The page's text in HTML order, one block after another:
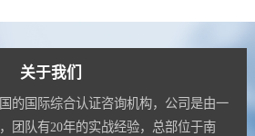
关于我们
的国际综合认证咨询机构，公司是由一
团队有20年的实战经验，总部位于南